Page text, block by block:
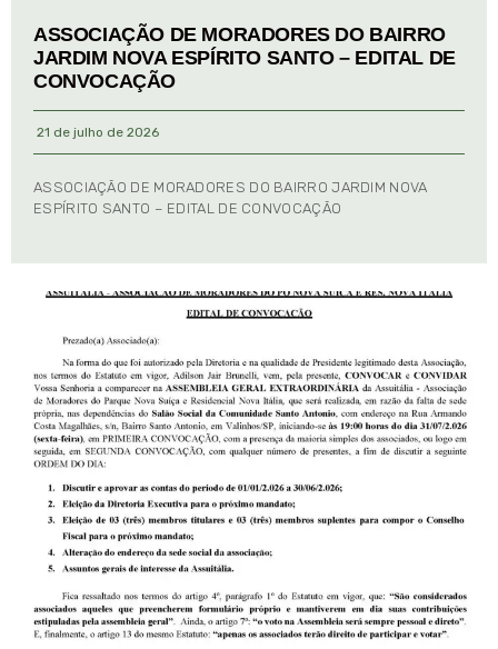
ASSOCIAÇÃO DE MORADORES DO BAIRRO
JARDIM NOVA ESPÍRITO SANTO – EDITAL DE
CONVOCAÇÃO
21 de julho de 2026
ASSOCIAÇÃO DE MORADORES DO BAIRRO JARDIM NOVA
ESPÍRITO SANTO – EDITAL DE CONVOCAÇÃO